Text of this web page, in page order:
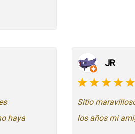
haya
JR
Sitio
los años mi